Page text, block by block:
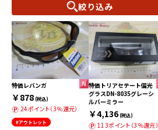
絞り込み
特価レバンガ
￥878(税込)
24ポイント（3％還元）
#アウトレット
特価トリアセテート偏光
グラスDN-8035グレーシ
ルバーミラー
￥4,136(税込)
113ポイント（3％還元）